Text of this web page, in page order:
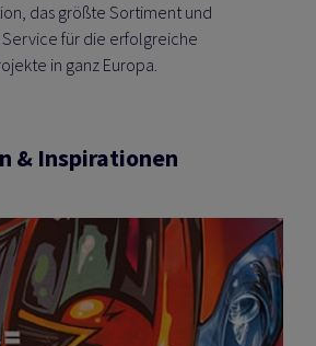
das größte Sortiment und
für die erfolgreiche
in ganz Europa.
& Inspirationen